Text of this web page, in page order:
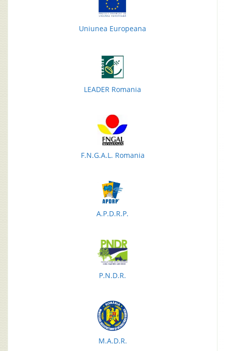
Uniunea Europeana
LEADER Romania
F.N.G.A.L. Romania
A.P.D.R.P.
P.N.D.R.
M.A.D.R.